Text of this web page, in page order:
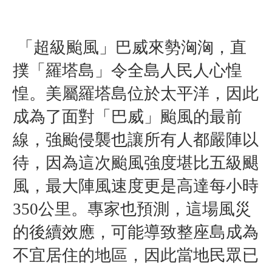
「 超級颱風」巴威來勢洶洶，直
撲「羅塔島」令全島人民人心惶
惶。 美屬羅塔島位於太平洋，因此
成為了面對「巴威」颱風的最前
線，強颱侵襲也讓所有人都嚴陣以
待，因為這次颱風強度堪比五級颶
風，最大陣風速度更是高達每小時
350公里。 專家也預測，這場風災
的後續效應，可能導致整座島成為
不宜居住的地區， 因此當地民眾已